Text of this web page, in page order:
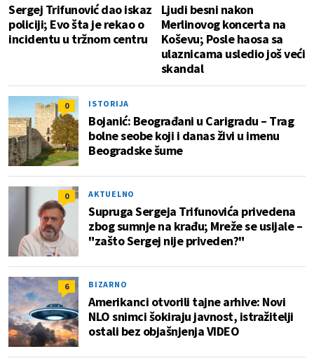
Sergej Trifunović dao iskaz
policiji; Evo šta je rekao o
incidentu u tržnom centru
Ljudi besni nakon
Merlinovog koncerta na
Koševu; Posle haosa sa
ulaznicama usledio još veći
skandal
0 ISTORIJA
Bojanić: Beograđani u Carigradu – Тrag
bolne seobe koji i danas živi u imenu
Beogradske šume
0 AKTUELNO
Supruga Sergeja Trifunovića privedena
zbog sumnje na krađu; Mreže se usijale –
"zašto Sergej nije priveden?"
6 BIZARNO
Amerikanci otvorili tajne arhive: Novi
NLO snimci šokiraju javnost, istražitelji
ostali bez objašnjenja VIDEO